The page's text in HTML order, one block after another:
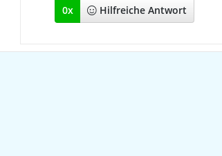
0x Hilfreiche Antwort